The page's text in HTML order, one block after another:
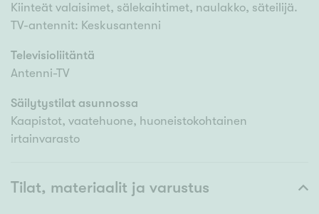
Kiinteät valaisimet, sälekaihtimet, naulakko, säteilijä.
TV-antennit: Keskusantenni
Televisioliitäntä
Antenni-TV
Säilytystilat asunnossa
Kaapistot, vaatehuone, huoneistokohtainen
irtainvarasto
Tilat, materiaalit ja varustus